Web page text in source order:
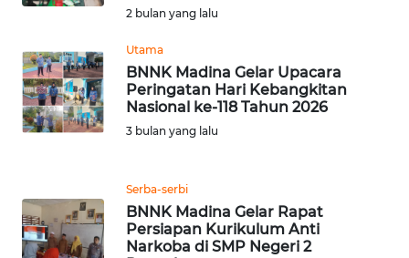
2 bulan yang lalu
Utama
BNNK Madina Gelar Upacara
Peringatan Hari Kebangkitan
Nasional ke-118 Tahun 2026
3 bulan yang lalu
Serba-serbi
BNNK Madina Gelar Rapat
Persiapan Kurikulum Anti
Narkoba di SMP Negeri 2
BANTEN
WN
NTT
WN
PAPUA